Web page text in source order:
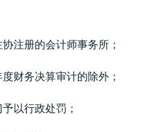
注册的会计师事务所；
财务决算审计的除外；
以行政处罚；